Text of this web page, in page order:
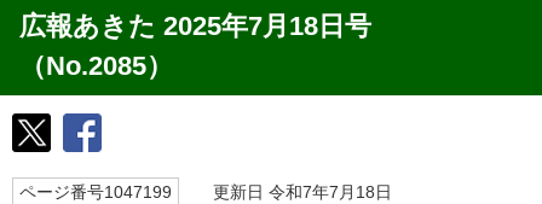
広報あきた 2025年7月18日号
（No.2085）
ページ番号1047199 更新日 令和7年7月18日